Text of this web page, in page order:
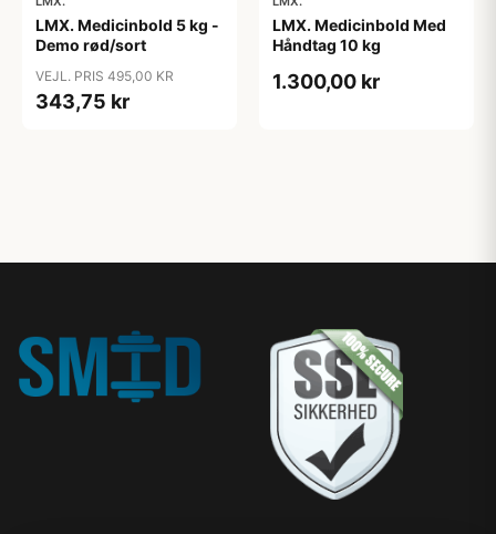
LMX. Medicinbold 5 kg -
Demo rød/sort
VEJL. PRIS 495,00 KR
343,75 kr
LMX. Medicinbold Med
Håndtag 10 kg
1.300,00 kr